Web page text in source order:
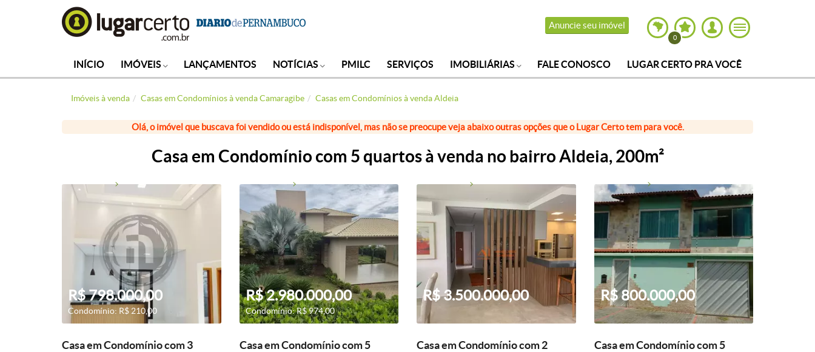
Anuncie seu imóvel
0
INÍCIO IMÓVEIS LANÇAMENTOS NOTÍCIAS PMILC SERVIÇOS IMOBILIÁRIAS FALE CONOSCO LUGAR CERTO PRA VOCÊ
Imóveis à venda Casas em Condomínios à venda Camaragibe Casas em Condomínios à venda Aldeia
Olá, o imóvel que buscava foi vendido ou está indisponível, mas não se preocupe veja abaixo outras opções que o Lugar Certo tem para você.
Casa em Condomínio com 5 quartos à venda no bairro Aldeia, 200m²
R$ 798.000,00
Condomínio: R$ 210,00
Casa em Condomínio com 3
R$ 2.980.000,00
Condomínio: R$ 974,00
Casa em Condomínio com 5
R$ 3.500.000,00
Casa em Condomínio com 2
R$ 800.000,00
Casa em Condomínio com 5